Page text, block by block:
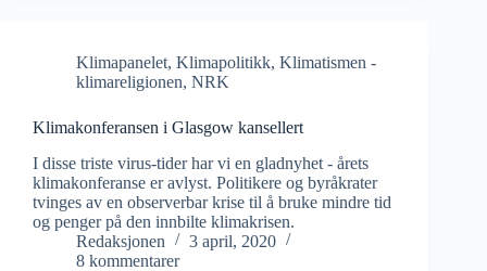
Klimapanelet, Klimapolitikk, Klimatismen -
klimareligionen, NRK
Klimakonferansen i Glasgow kansellert
I disse triste virus-tider har vi en gladnyhet - årets
klimakonferanse er avlyst. Politikere og byråkrater
tvinges av en observerbar krise til å bruke mindre tid
og penger på den innbilte klimakrisen.
Redaksjonen
3 april, 2020
8 kommentarer